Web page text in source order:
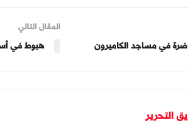
حاضرة في مساجد الكاميرون
المقال التالي
هبوط في
التحرير